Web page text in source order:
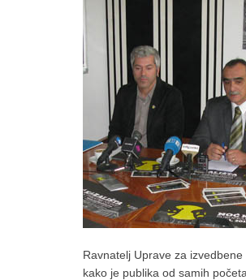
Ravnatelj Uprave za
kako je publika od samih